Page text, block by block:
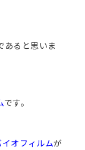
あると思いま
です。
イオフィルムが